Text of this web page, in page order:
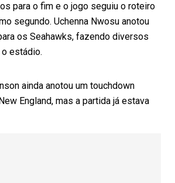
para o fim e o jogo seguiu o roteiro
segundo. Uchenna Nwosu anotou
os Seahawks, fazendo diversos
estádio.
ainda anotou um touchdown
England, mas a partida já estava